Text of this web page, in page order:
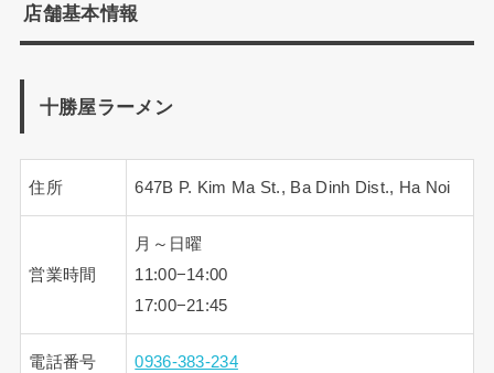
店舗基本情報
十勝屋ラーメン
住所 647B P. Kim Ma St., Ba Dinh Dist., Ha Noi
営業時間
月～日曜
11:00−14:00
17:00−21:45
電話番号 0936-383-234